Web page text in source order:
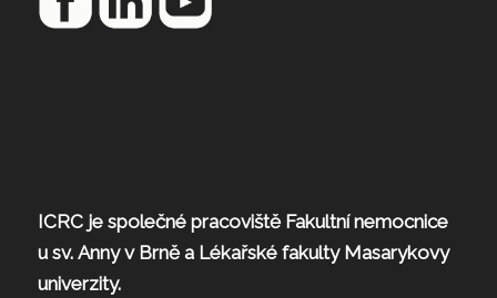
ICRC je společné pracoviště Fakultní nemocnice
u sv. Anny v Brně a Lékařské fakulty Masarykovy
univerzity.